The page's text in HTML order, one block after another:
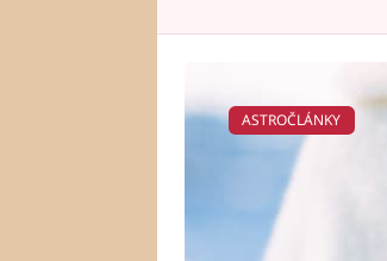
ASTROČLÁNKY